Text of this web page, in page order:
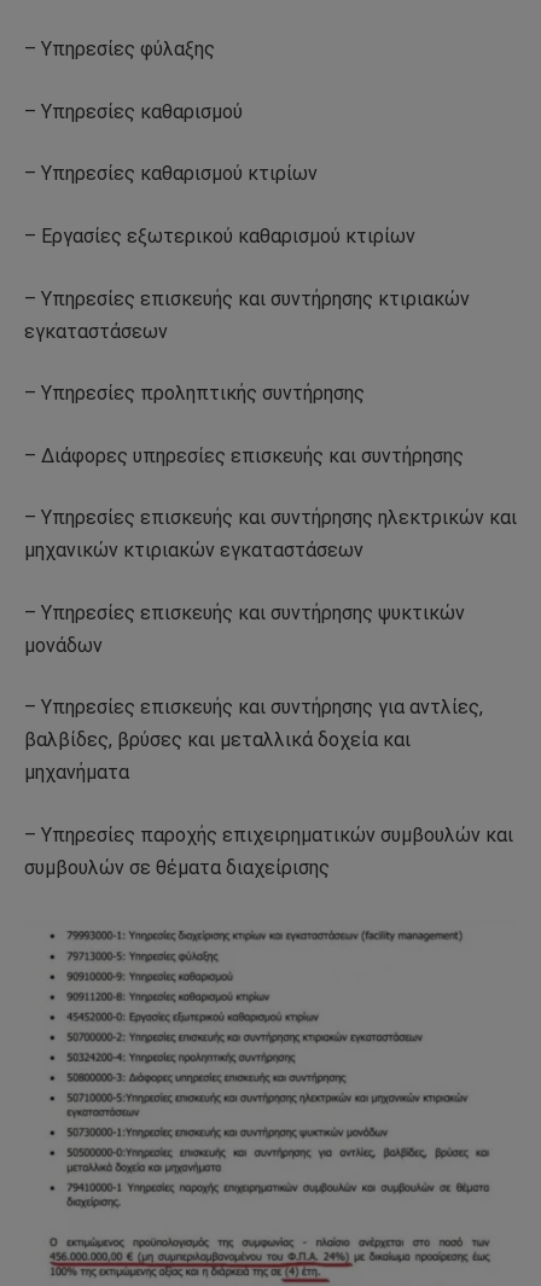
– Υπηρεσίες φύλαξης
– Υπηρεσίες καθαρισμού
– Υπηρεσίες καθαρισμού κτιρίων
– Εργασίες εξωτερικού καθαρισμού κτιρίων
– Υπηρεσίες επισκευής και συντήρησης κτιριακών
εγκαταστάσεων
– Υπηρεσίες προληπτικής συντήρησης
– Διάφορες υπηρεσίες επισκευής και συντήρησης
– Υπηρεσίες επισκευής και συντήρησης ηλεκτρικών και
μηχανικών κτιριακών εγκαταστάσεων
– Υπηρεσίες επισκευής και συντήρησης ψυκτικών
μονάδων
– Υπηρεσίες επισκευής και συντήρησης για αντλίες,
βαλβίδες, βρύσες και μεταλλικά δοχεία και
μηχανήματα
– Υπηρεσίες παροχής επιχειρηματικών συμβουλών και
συμβουλών σε θέματα διαχείρισης